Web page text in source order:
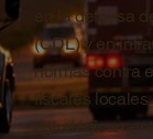
en la defensa
(CDL) y en
normas contra
fiscales